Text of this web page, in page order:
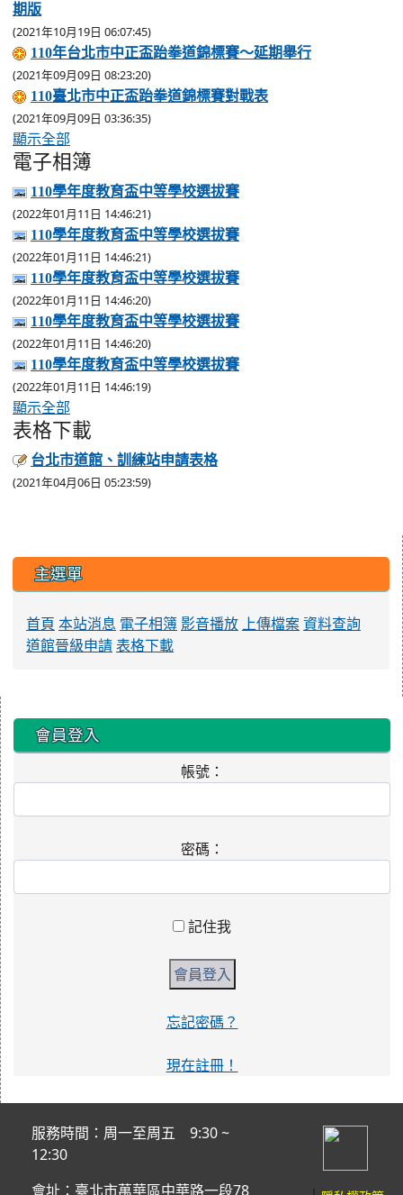
期版
(2021年10月19日 06:07:45)
110年台北市中正盃跆拳道錦標賽～延期舉行
(2021年09月09日 08:23:20)
110臺北市中正盃跆拳道錦標賽對戰表
(2021年09月09日 03:36:35)
顯示全部
電子相簿
110學年度教育盃中等學校選拔賽
(2022年01月11日 14:46:21)
110學年度教育盃中等學校選拔賽
(2022年01月11日 14:46:21)
110學年度教育盃中等學校選拔賽
(2022年01月11日 14:46:20)
110學年度教育盃中等學校選拔賽
(2022年01月11日 14:46:20)
110學年度教育盃中等學校選拔賽
(2022年01月11日 14:46:19)
顯示全部
表格下載
台北市道館、訓練站申請表格
(2021年04月06日 05:23:59)
主選單
首頁 本站消息 電子相簿 影音播放 上傳檔案 資料查詢
道館晉級申請 表格下載
會員登入
帳號：
密碼：
記住我
忘記密碼？
現在註冊！
服務時間：周一至周五 9:30 ~
12:30
會址：臺北市萬華區中華路一段78